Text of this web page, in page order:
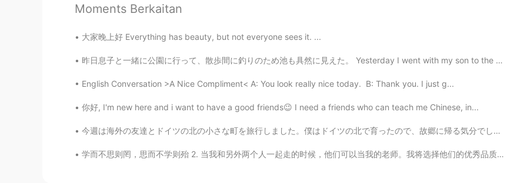
CN EN
thank you
CN EN
thanks!
Moments Berkaitan
大家晚上好 Everything has beauty, but not everyone sees it. ...
昨日息子と一緒に公園に行って、散歩間に釣りのため池も具然に見えた。 Yesterday I went with my son to the park, and while on a walk w...
English Conversation >A Nice Compliment< A: You look really nice today. B: Thank you. I just g...
你好, I'm new here and i want to have a good friends😉 I need a friends who can teach me Chinese, in...
今週は海外の友達とドイツの北の小さな町を旅行しました。僕はドイツの北で育ったので、故郷に帰る気分でした。水車小屋を訪れました。日本でも水車小屋がありますか?ドイツの田舎の生活はとても平和です。子...
学而不思则罔，思而不学则殆 2. 当我和另外两个人一起走的时候，他们可以当我的老师。我将选择他们的优秀品质，跟随他们，他们的坏品质，并避免它们。 3. 学习时就像你不能达到目标一样，并且总是害...